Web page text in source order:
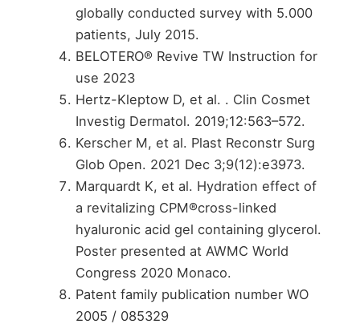
globally conducted survey with 5.000
patients, July 2015.
BELOTERO® Revive TW Instruction for
use 2023
Hertz-Kleptow D, et al. . Clin Cosmet
Investig Dermatol. 2019;12:563–572.
Kerscher M, et al. Plast Reconstr Surg
Glob Open. 2021 Dec 3;9(12):e3973.
Marquardt K, et al. Hydration effect of
a revitalizing CPM®cross-linked
hyaluronic acid gel containing glycerol.
Poster presented at AWMC World
Congress 2020 Monaco.
Patent family publication number WO
2005 / 085329